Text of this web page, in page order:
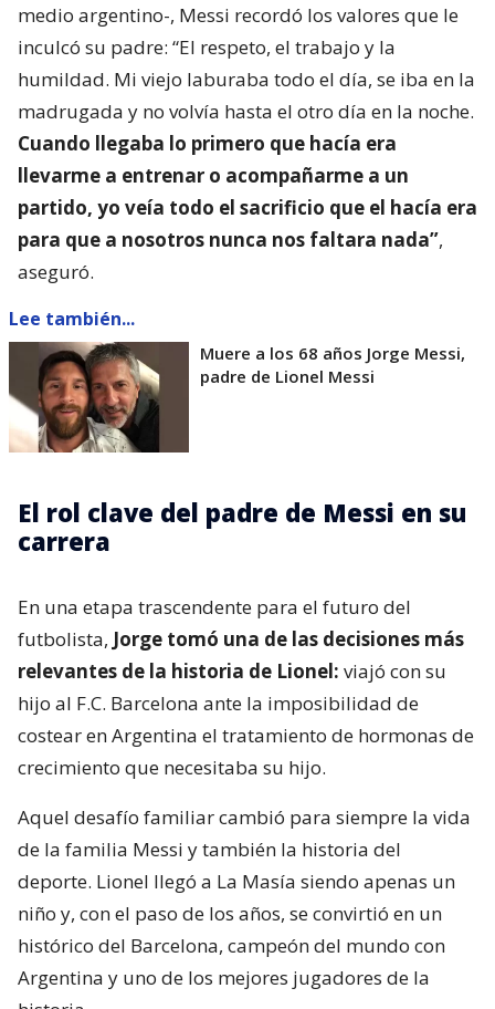
medio argentino-, Messi recordó los valores que le
inculcó su padre: “El respeto, el trabajo y la
humildad. Mi viejo laburaba todo el día, se iba en la
madrugada y no volvía hasta el otro día en la noche.
Cuando llegaba lo primero que hacía era
llevarme a entrenar o acompañarme a un
partido, yo veía todo el sacrificio que el hacía era
para que a nosotros nunca nos faltara nada”,
aseguró.
Lee también...
Muere a los 68 años Jorge Messi,
padre de Lionel Messi
El rol clave del padre de Messi en su
carrera
En una etapa trascendente para el futuro del
futbolista, Jorge tomó una de las decisiones más
relevantes de la historia de Lionel: viajó con su
hijo al F.C. Barcelona ante la imposibilidad de
costear en Argentina el tratamiento de hormonas de
crecimiento que necesitaba su hijo.
Aquel desafío familiar cambió para siempre la vida
de la familia Messi y también la historia del
deporte. Lionel llegó a La Masía siendo apenas un
niño y, con el paso de los años, se convirtió en un
histórico del Barcelona, campeón del mundo con
Argentina y uno de los mejores jugadores de la